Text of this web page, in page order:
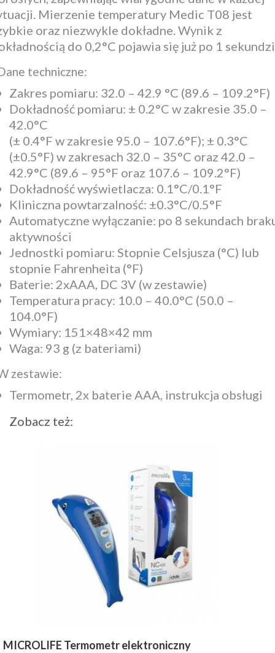
Mierzenie temperatury Medic T08 jest
oraz niezwykle dokładne. Wynik z
do 0,2°C pojawia się już po 1
techniczne:
Zakres pomiaru: 32.0 – 42.9 °C (89.6 – 109.2°F)
Dokładność pomiaru: ± 0.2°C w zakresie 35.0 –
42.0°C
(± 0.4°F w zakresie 95.0 – 107.6°F); ± 0.3°C
(±0.5°F) w zakresach 32.0 – 35°C oraz 42.0 –
42.9°C (89.6 – 95°F oraz 107.6 – 109.2°F)
Dokładność wyświetlacza: 0.1°C/0.1°F
Kliniczna powtarzalność: ±0.3°C/0.5°F
Automatyczne wyłączanie: po 8 sekundach
aktywności
Jednostki pomiaru: Stopnie Celsjusza (°C) lub
stopnie Fahrenheita (°F)
Baterie: 2xAAA, DC 3V (w zestawie)
Temperatura pracy: 10.0 – 40.0°C (50.0 –
104.0°F)
Wymiary: 151×48×42 mm
Waga: 93 g (z bateriami)
zestawie:
Termometr, 2x baterie AAA, instrukcja obsługi
Zobacz też:
MICROLIFE Termometr elektroniczny